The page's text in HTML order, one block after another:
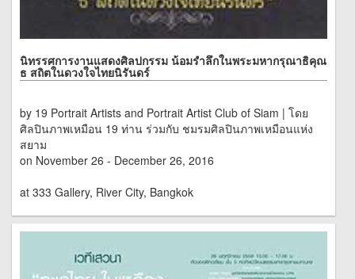
นิทรรศการงานแสดงศิลปกรรม น้อมรำลึกในพระมหากรุณาธิคุณ
ธ สถิตในดวงใจไทยนิรันดร์
by 19 Portrait Artists and Portrait Artist Club of Siam | โดย
ศิลปินภาพเหมือน 19 ท่าน ร่วมกับ ชมรมศิลปินภาพเหมือนแห่ง
สยาม
on November 26 - December 26, 2016
at 333 Gallery, River City, Bangkok